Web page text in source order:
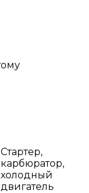
Стартер,
карбюратор,
холодный
двигатель